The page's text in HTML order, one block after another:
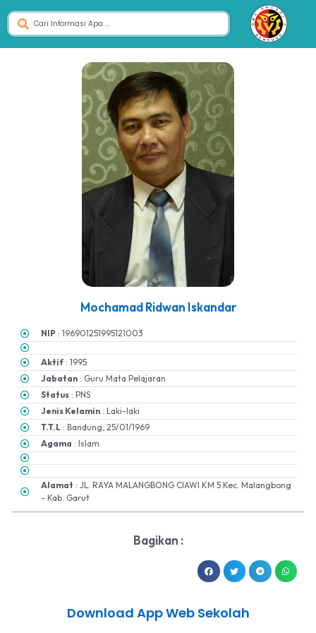
Mochamad Ridwan Iskandar
NIP : 196901251995121003
Aktif : 1995
Jabatan : Guru Mata Pelajaran
Status : PNS
Jenis Kelamin : Laki-laki
T.T.L : Bandung, 25/01/1969
Agama : Islam
Alamat : JL. RAYA MALANGBONG CIAWI KM 5 Kec. Malangbong
- Kab. Garut
Bagikan :
Download App Web Sekolah